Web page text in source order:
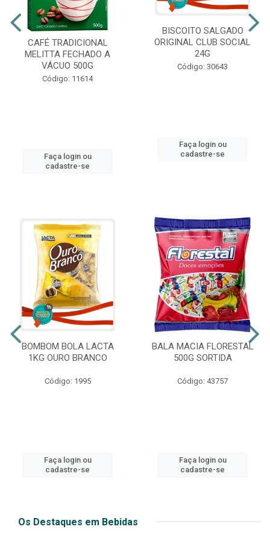
CAFÉ TRADICIONAL
MELITTA FECHADO A
VÁCUO 500G
Código: 11614
Faça login ou
cadastre-se
BISCOITO SALGADO
ORIGINAL CLUB SOCIAL
24G
Código: 30643
Faça login ou
cadastre-se
BOMBOM BOLA LACTA
1KG OURO BRANCO
Código: 1995
Faça login ou
cadastre-se
BALA MACIA FLORESTAL
500G SORTIDA
Código: 43757
Faça login ou
cadastre-se
Os Destaques em Bebidas